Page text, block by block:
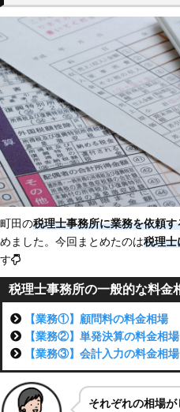
町田の税理士事務所に業務を依頼
めました。今回まとめたのは税理士
す
税理士事務所の一般的な料金
【業務①】顧問料の料金相場
【業務②】単発決算の料金相場
【業務③】会計入力の料金相場
それぞれの相場が